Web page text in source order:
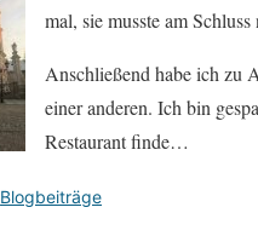
mal, sie musste am
Anschließend habe ich zu
einer anderen. Ich bin
Restaurant finde…
Blogbeiträge